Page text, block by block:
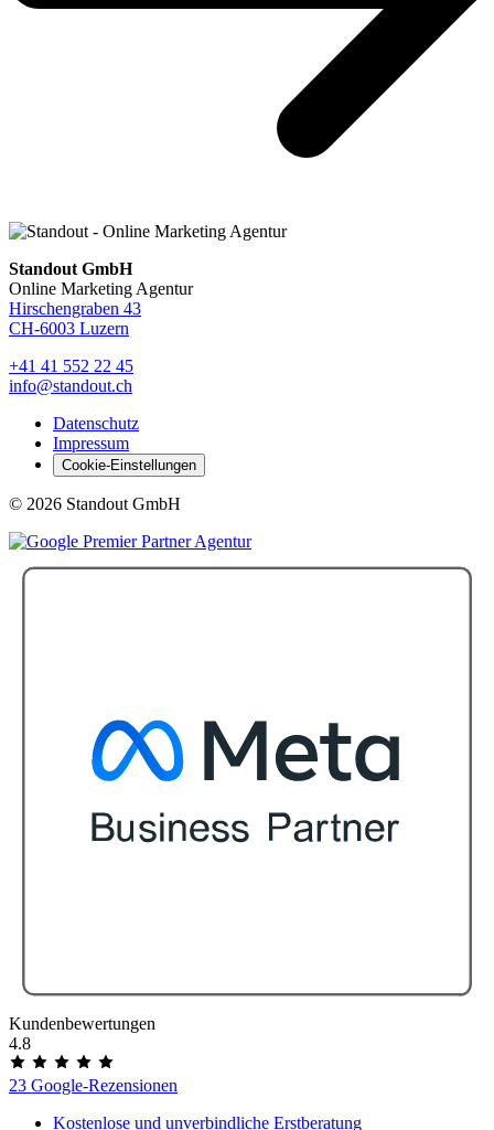
Standout GmbH
Online Marketing Agentur
Hirschengraben 43
CH-6003 Luzern
+41 41 552 22 45
info@standout.ch
Datenschutz
Impressum
Cookie-Einstellungen
© 2026 Standout GmbH
Kundenbewertungen
4.8
23 Google-Rezensionen
Kostenlose und unverbindliche Erstberatung